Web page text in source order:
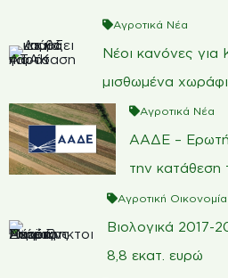
Αγροτικά Νέα
Νέοι κανόνες
μισθωμένα
Αγροτικά Νέα
ΑΑΔΕ –
την
Αγροτική Οικονομία
Βιολογικά 2017-
8,8 εκατ. ευρώ